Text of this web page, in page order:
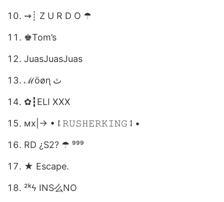
⇝┊ Z U R D O ☂︎ㅤ
♚Tom’s
JuasJuasJuas
ℳöøɳ ٿ
✿┇ELI XXX
мх|→ •⥏𝚁𝚄𝚂𝙷𝙴𝚁𝙺𝙸𝙽𝙶⥑•
RD ¿S2? ☂︎ ⁹⁹⁹
★ Escape.
²ᵏㅤϟ INS么NO